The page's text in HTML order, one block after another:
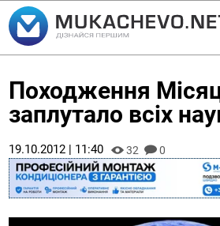
Походження
заплутало всіх
19.10.2012 | 11:40 32 0